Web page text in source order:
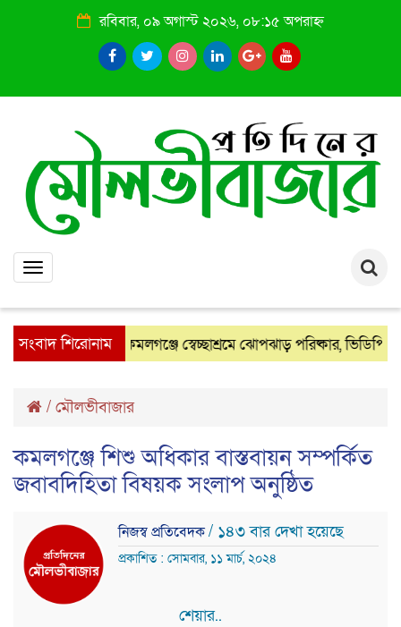
রবিবার, ০৯ অগাস্ট ২০২৬, ০৮:১৫ অপরাহ্ন
Toggle
সংবাদ শিরোনামকমলগঞ্জে স্বেচ্ছাশ্রমে ঝোপঝাড় পরিষ্কার, ভিডিপি
/ মৌলভীবাজার
কমলগঞ্জে শিশু অধিকার বাস্তবায়ন সম্পর্কিত
জবাবদিহিতা বিষয়ক সংলাপ অনুষ্ঠিত
নিজস্ব প্রতিবেদক/ ১৪৩ বার দেখা হয়েছে
প্রকাশিত : সোমবার, ১১ মার্চ, ২০২৪
শেয়ার..